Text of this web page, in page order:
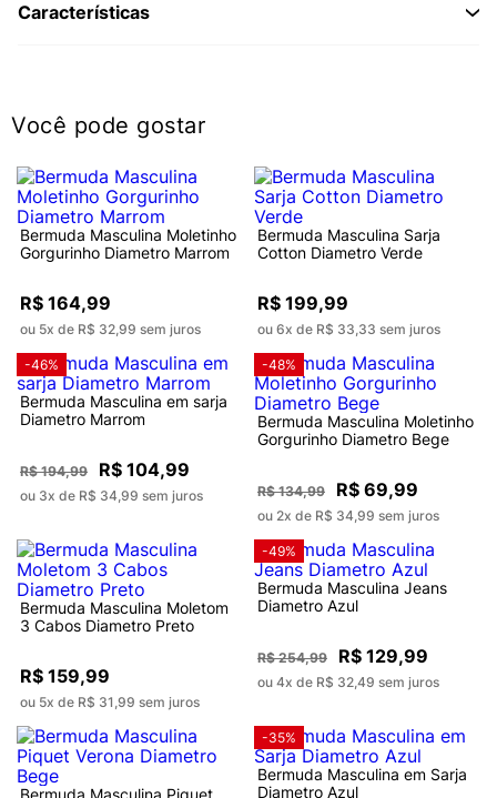
Características
Você pode gostar
Bermuda Masculina Moletinho
Gorgurinho Diametro Marrom
R$ 164,99
ou 5x de R$ 32,99 sem juros
Bermuda Masculina Sarja
Cotton Diametro Verde
R$ 199,99
ou 6x de R$ 33,33 sem juros
-46%
Bermuda Masculina em sarja
Diametro Marrom
R$ 194,99 R$ 104,99
ou 3x de R$ 34,99 sem juros
-48%
Bermuda Masculina Moletinho
Gorgurinho Diametro Bege
R$ 134,99 R$ 69,99
ou 2x de R$ 34,99 sem juros
Bermuda Masculina Moletom
3 Cabos Diametro Preto
R$ 159,99
ou 5x de R$ 31,99 sem juros
-49%
Bermuda Masculina Jeans
Diametro Azul
R$ 254,99 R$ 129,99
ou 4x de R$ 32,49 sem juros
Bermuda Masculina Piquet
-35%
Bermuda Masculina em Sarja
Diametro Azul